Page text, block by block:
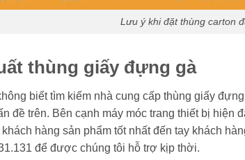
Lưu ý khi đặt thùng carton
thùng giấy đựng gà
biết tìm kiếm nhà cung cấp thùng giấy
đề trên. Bên cạnh máy móc trang thiết bị hiện
hàng sản phẩm tốt nhất đến tay khách
để được chúng tôi hỗ trợ kịp thời.